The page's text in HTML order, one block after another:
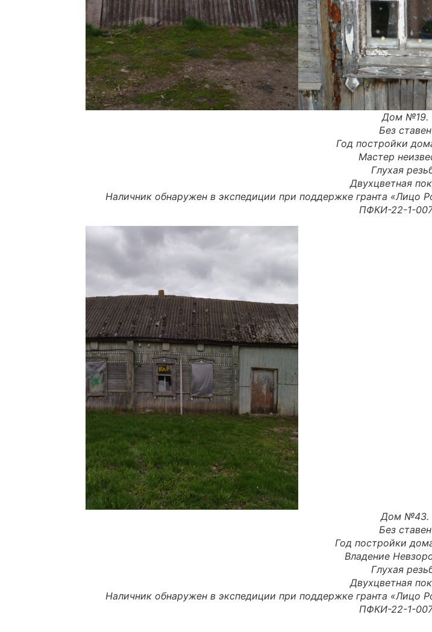
Дом №19.
Без ставен
Год постройки
Мастер
Глухая
Двухцветная
Наличник обнаружен в экспедиции при поддержке гранта «Лицо
ПФКИ-22-1-
Дом №43.
Без ставен
Год постройки
Владение
Глухая
Двухцветная
Наличник обнаружен в экспедиции при поддержке гранта «Лицо
ПФКИ-22-1-